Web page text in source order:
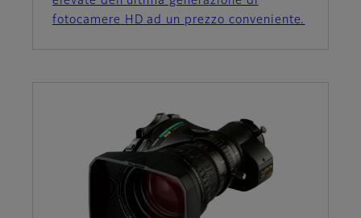
fotocamere HD ad un prezzo conveniente.